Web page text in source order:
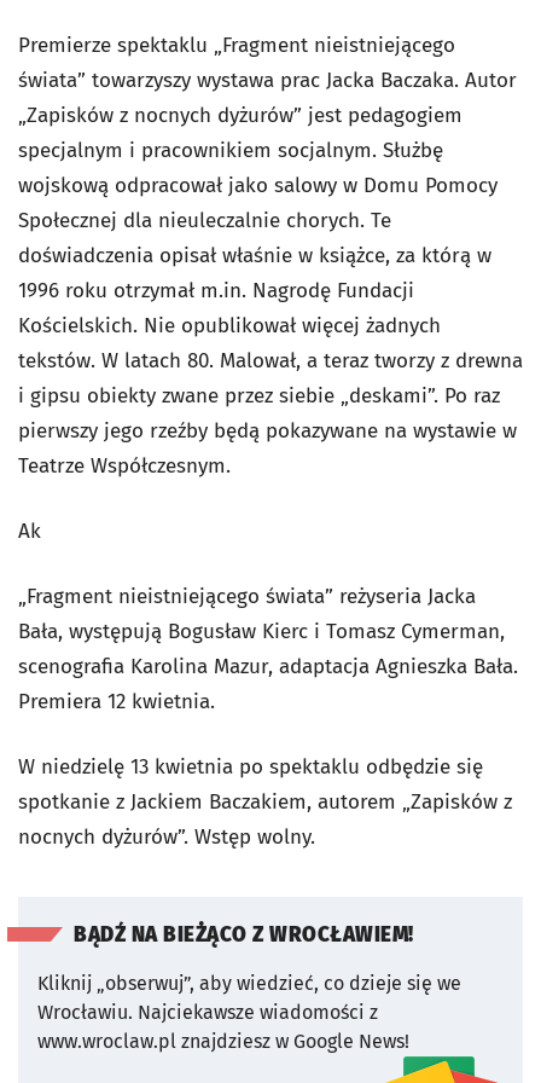
Premierze spektaklu „Fragment nieistniejącego
świata” towarzyszy wystawa prac Jacka Baczaka. Autor
„Zapisków z nocnych dyżurów” jest pedagogiem
specjalnym i pracownikiem socjalnym. Służbę
wojskową odpracował jako salowy w Domu Pomocy
Społecznej dla nieuleczalnie chorych. Te
doświadczenia opisał właśnie w książce, za którą w
1996 roku otrzymał m.in. Nagrodę Fundacji
Kościelskich. Nie opublikował więcej żadnych
tekstów. W latach 80. Malował, a teraz tworzy z drewna
i gipsu obiekty zwane przez siebie „deskami”. Po raz
pierwszy jego rzeźby będą pokazywane na wystawie w
Teatrze Współczesnym.
Ak
„Fragment nieistniejącego świata” reżyseria Jacka
Bała, występują Bogusław Kierc i Tomasz Cymerman,
scenografia Karolina Mazur, adaptacja Agnieszka Bała.
Premiera 12 kwietnia.
W niedzielę 13 kwietnia po spektaklu odbędzie się
spotkanie z Jackiem Baczakiem, autorem „Zapisków z
nocnych dyżurów”. Wstęp wolny.
BĄDŹ NA BIEŻĄCO Z WROCŁAWIEM!
Kliknij „obserwuj”, aby wiedzieć, co dzieje się we
Wrocławiu. Najciekawsze wiadomości z
www.wroclaw.pl znajdziesz w Google News!